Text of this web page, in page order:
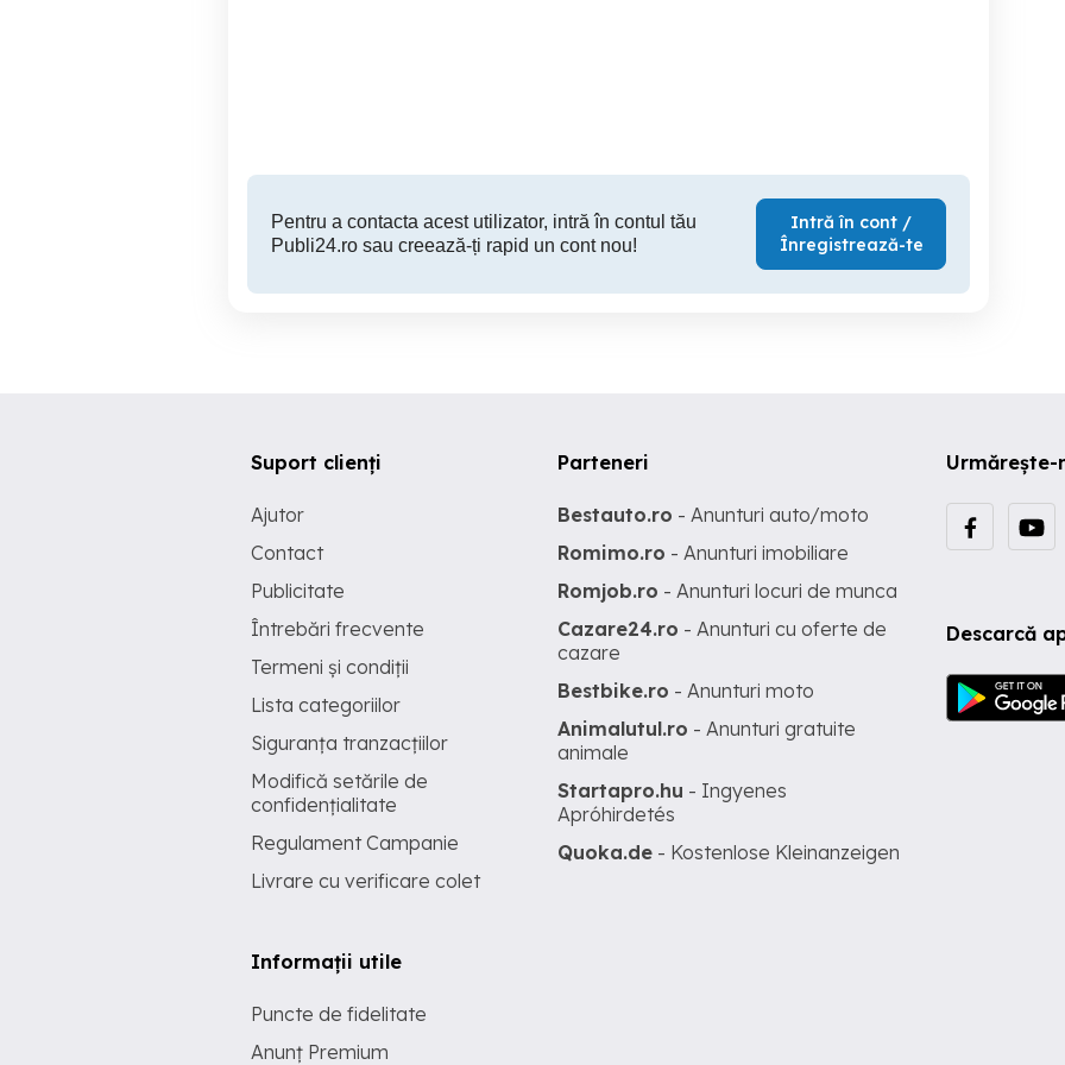
Pentru a contacta acest utilizator, intră în contul tău
Publi24.ro sau creează-ți rapid un cont nou!
Intră în cont /
Înregistrează-te
Urmărește-
Descarcă
Suport clienți
Ajutor
Contact
Publicitate
Întrebări frecvente
Termeni și condiții
Lista categoriilor
Siguranța tranzacțiilor
Modifică setările de
confidențialitate
Regulament Campanie
Livrare cu verificare colet
Informații utile
Puncte de fidelitate
Anunț Premium
Parteneri
Bestauto.ro - Anunturi auto/moto
Romimo.ro - Anunturi imobiliare
Romjob.ro - Anunturi locuri de munca
Cazare24.ro - Anunturi cu oferte de
cazare
Bestbike.ro - Anunturi moto
Animalutul.ro - Anunturi gratuite
animale
Startapro.hu - Ingyenes
Apróhirdetés
Quoka.de - Kostenlose Kleinanzeigen